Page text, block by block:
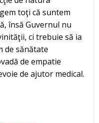
toţi că suntem
însă Guvernul nu
ci trebuie să ia
de sănătate
de empatie
de ajutor medical.